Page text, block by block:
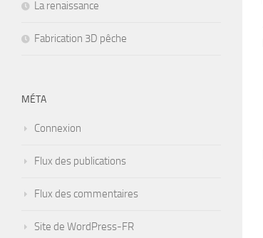
La renaissance
Fabrication 3D pêche
MÉTA
Connexion
Flux des publications
Flux des commentaires
Site de WordPress-FR